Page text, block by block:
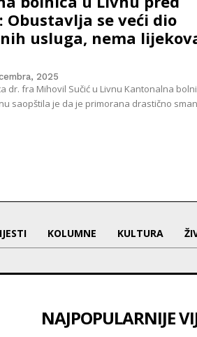
Obustavlja se veći dio
usluga, nema
2025
dr. fra Mihovil Sučić u Livnu Kantonalna
saopštila je da je primorana drastično
KOLUMNE KULTURA
NAJPOPULARNIJE